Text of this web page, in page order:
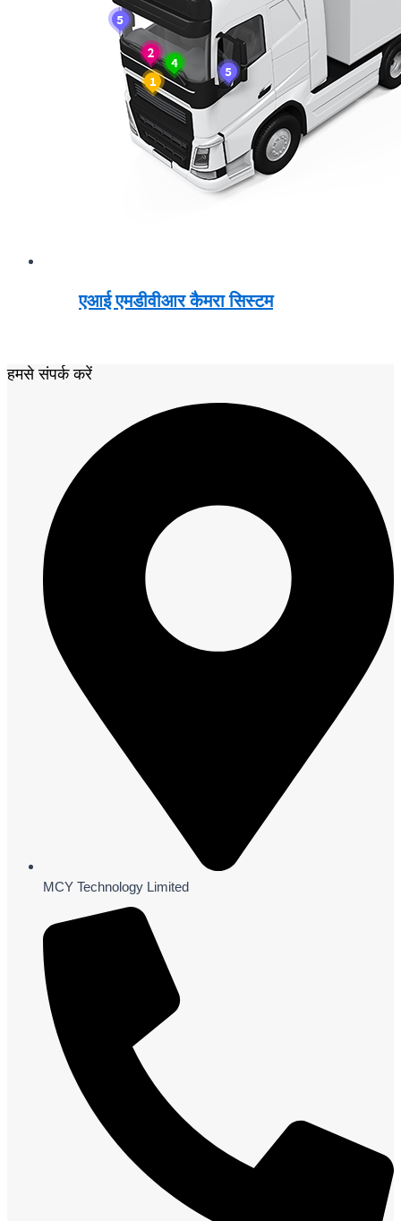
एआई एमडीवीआर कैमरा सिस्टम
हमसे संपर्क करें
MCY Technology Limited